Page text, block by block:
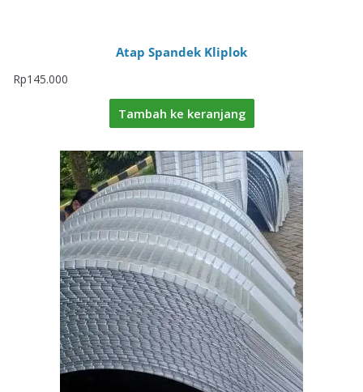
Atap Spandek Kliplok
Rp145.000
Tambah ke keranjang